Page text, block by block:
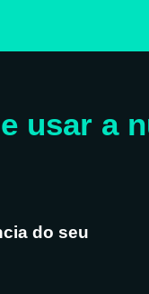
usar a
do seu